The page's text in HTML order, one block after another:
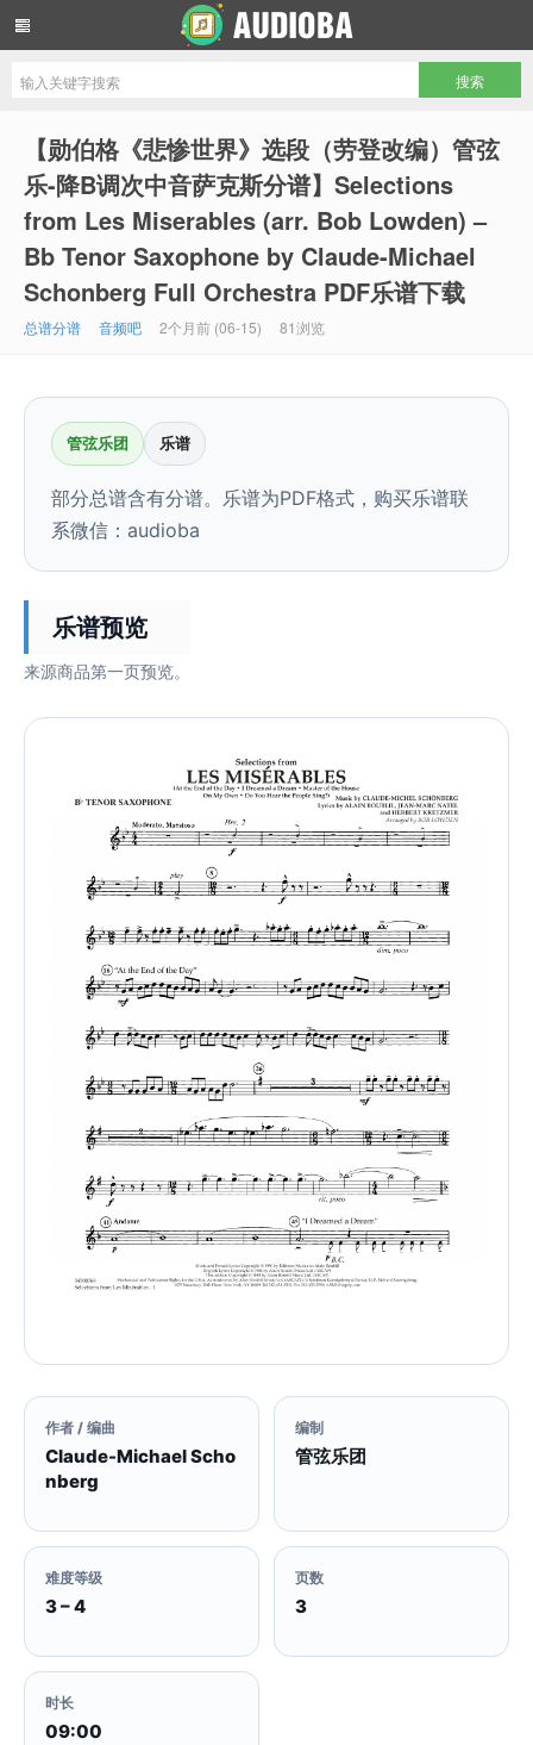
【勋伯格《悲惨世界》选段（劳登改编）管弦
乐-降B调次中音萨克斯分谱】Selections
from Les Miserables (arr. Bob Lowden) –
Bb Tenor Saxophone by Claude-Michael
Schonberg Full Orchestra PDF乐谱下载
总谱分谱 音频吧 2个月前 (06-15) 81浏览
管弦乐团 乐谱
部分总谱含有分谱。乐谱为PDF格式，购买乐谱联
系微信：audioba
乐谱预览
来源商品第一页预览。
作者 / 编曲
Claude-Michael Scho
nberg
编制
管弦乐团
难度等级
3 – 4
页数
3
时长
09:00